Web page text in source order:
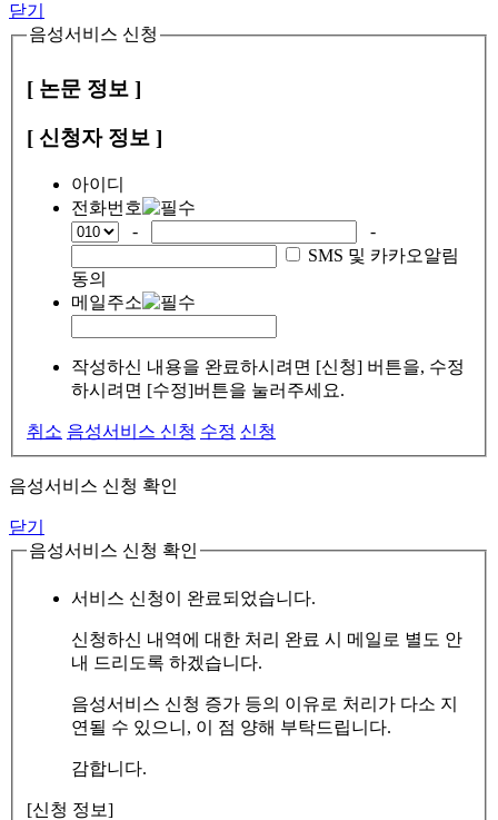
닫기
음성서비스 신청
[ 논문 정보 ]
[ 신청자 정보 ]
아이디
전화번호
-
-
SMS 및 카카오알림
동의
메일주소
작성하신 내용을 완료하시려면 [신청] 버튼을, 수정
하시려면 [수정]버튼을 눌러주세요.
취소 음성서비스 신청 수정 신청
음성서비스 신청 확인
닫기
음성서비스 신청 확인
서비스 신청이 완료되었습니다.
신청하신 내역에 대한 처리 완료 시 메일로 별도 안
내 드리도록 하겠습니다.
음성서비스 신청 증가 등의 이유로 처리가 다소 지
연될 수 있으니, 이 점 양해 부탁드립니다.
감합니다.
[신청 정보]